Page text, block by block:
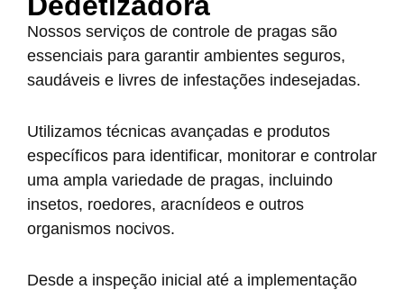
Nossos serviços de controle de pragas são
essenciais para garantir ambientes seguros,
saudáveis e livres de infestações indesejadas.
Utilizamos técnicas avançadas e produtos
específicos para identificar, monitorar e controlar
uma ampla variedade de pragas, incluindo
insetos, roedores, aracnídeos e outros
organismos nocivos.
Desde a inspeção inicial até a implementação